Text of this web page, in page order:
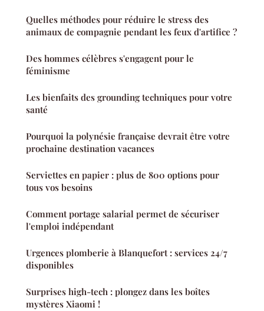
Quelles méthodes pour réduire le stress des
animaux de compagnie pendant les feux d'artifice ?
Des hommes célèbres s'engagent pour le
féminisme
Les bienfaits des grounding techniques pour votre
santé
Pourquoi la polynésie française devrait être votre
prochaine destination vacances
Serviettes en papier : plus de 800 options pour
tous vos besoins
Comment portage salarial permet de sécuriser
l'emploi indépendant
Urgences plomberie à Blanquefort : services 24/7
disponibles
Surprises high-tech : plongez dans les boîtes
mystères Xiaomi !